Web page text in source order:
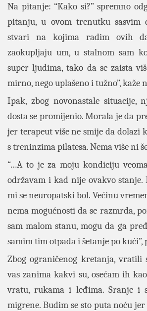
Na pitanje: “Kako si?” spremno
pitanju, u ovom trenutku sasvim
stvari na kojima radim ovih
zaokupljaju um, u stalnom sam
super ljudima, tako da se zaista
mirno, nego uplašeno i tužno”, kaže
Ipak, zbog novonastale situacije,
dosta se promijenio. Morala je da
jer terapeut više ne smije da dolazi
s treninzima pilatesa. Nema više ni
“…A to je za moju kondiciju
održavam i kad nije ovakvo stanje.
mi se neuropatski bol. Većinu
nema mogućnosti da se razmrda,
sam malom stanu, mogu da ga
samim tim otpada i šetanje po kući”,
Zbog ograničenog kretanja, vratili
vas zanima kakvi su, osećam ih
vratu, rukama i leđima. Sranje i
migrene. Budim se sto puta noću